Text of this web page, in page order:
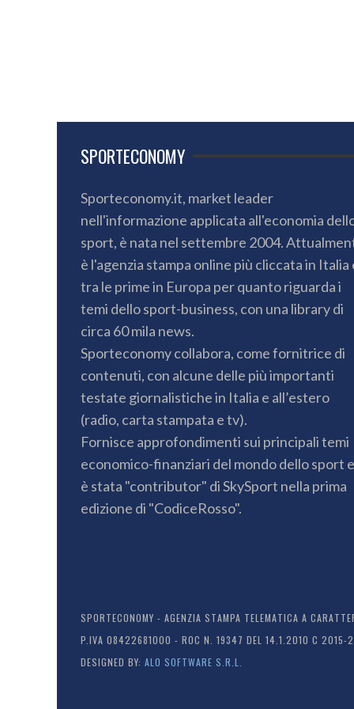
SPORTECONOMY
Sporteconomy.it, market leader
nell'informazione applicata all'economia
sport, è nata nel settembre 2004.
è l'agenzia stampa online più cliccata in Italia
tra le prime in Europa per quanto riguarda i
temi dello sport-business, con una library di
circa 60 mila news.
Sporteconomy collabora, come fornitrice di
contenuti, con alcune delle più importanti
testate giornalistiche in Italia e all’estero
(radio, carta stampata e tv).
Fornisce approfondimenti sui principali temi
economico-finanziari del mondo dello sport
è stata "contributor" di SkySport nella prima
edizione di "CodiceRosso".
SPORTECONOMY - AGENZIA STAMPA TELEMATICA A
P.IVA 08422681000 - ROC N. 19347 DEL 14.1.2010 C 2015-
DESIGNED BY: ALO SOFTWARE S.R.L.